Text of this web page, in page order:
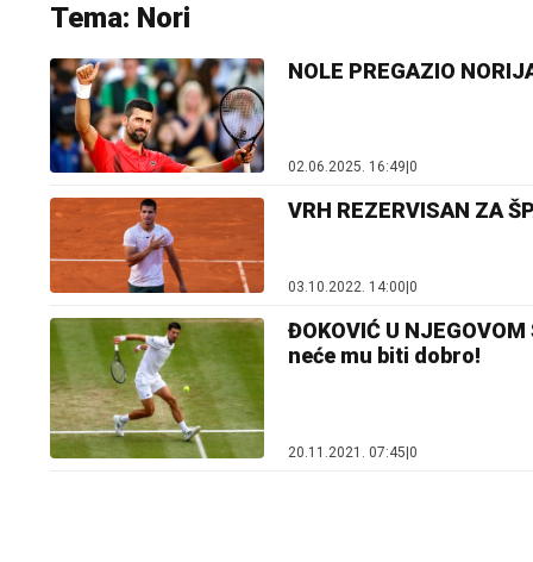
Tema: Nori
NOLE PREGAZIO
02.06.2025. 16:49 0
VRH REZERVISAN ZA
03.10.2022. 14:00|0
ĐOKOVIĆ U
neće mu biti dobro!
20.11.2021. 07:45 0